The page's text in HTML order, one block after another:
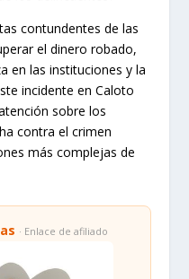
contundentes de las
el dinero robado,
en las instituciones y la
incidente en Caloto
sobre los
contra el crimen
más complejas de
· Enlace de afiliado